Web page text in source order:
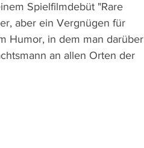
Spielfilmdebüt "Rare
aber ein Vergnügen für
Humor, in dem man darüber
an allen Orten der